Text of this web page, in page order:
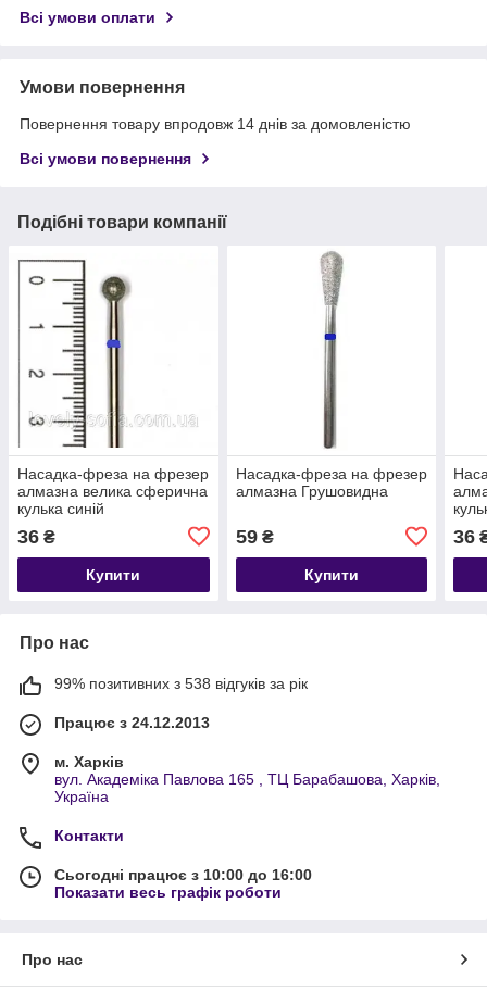
Всі умови оплати
Умови повернення
Повернення товару впродовж 14 днів за домовленістю
Всі умови повернення
Подібні товари компанії
Насадка-фреза на фрезер
алмазна велика сферична
кулька синій
36 ₴
Купити
Насадка-фреза на фрезер
алмазна Грушовидна
59₴
Купити
36
Про нас
99% позитивних з 538 відгуків за рік
Працює з 24.12.2013
м. Харків
вул. Академіка Павлова 165 , ТЦ Барабашова, Харків,
Україна
Контакти
Сьогодні працює з 10:00 до 16:00
Показати весь графік роботи
Про нас